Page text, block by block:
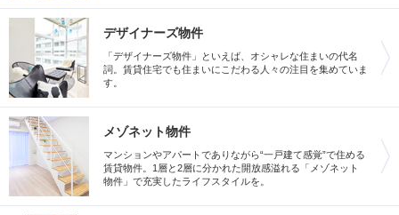
デザイナーズ物件
「デザイナーズ物件」といえば、オシャレな住まいの代名
詞。賃貸住宅でも住まいにこだわる人々の注目を集めていま
す。
メゾネット物件
マンションやアパートでありながら“一戸建て感覚”で住める
賃貸物件。1層と2層に分かれた開放感溢れる「メゾネット
物件」で充実したライフスタイルを。